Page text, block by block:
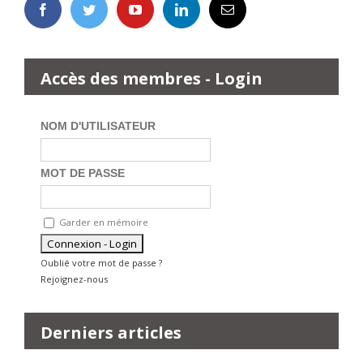
Accès des membres - Login
NOM D'UTILISATEUR
MOT DE PASSE
Garder en mémoire
Oublié votre mot de passe ?
Rejoignez-nous
Derniers articles